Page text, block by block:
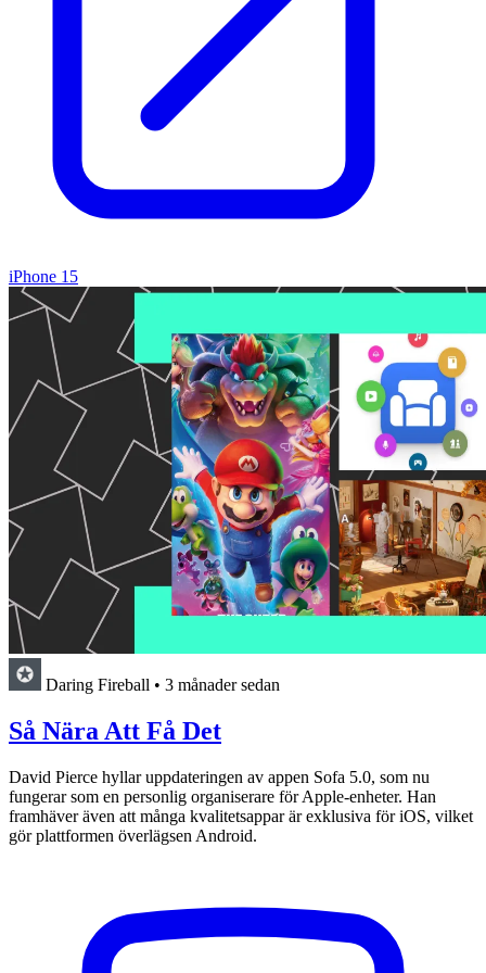
iPhone 15
Daring Fireball • 3 månader sedan
Så Nära Att Få Det
David Pierce hyllar uppdateringen av appen Sofa 5.0, som nu
fungerar som en personlig organiserare för Apple-enheter. Han
framhäver även att många kvalitetsappar är exklusiva för iOS, vilket
gör plattformen överlägsen Android.